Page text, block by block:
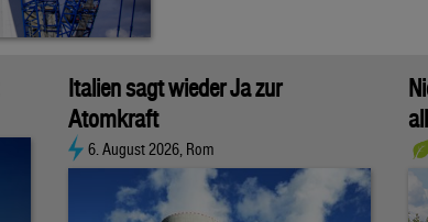
Italien sagt wieder Ja zur
Atomkraft
6. August 2026, Rom